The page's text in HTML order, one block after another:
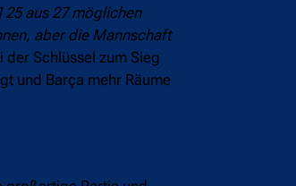
aus 27 möglichen
aber die Mannschaft
Schlüssel zum Sieg
und Barça mehr Räume